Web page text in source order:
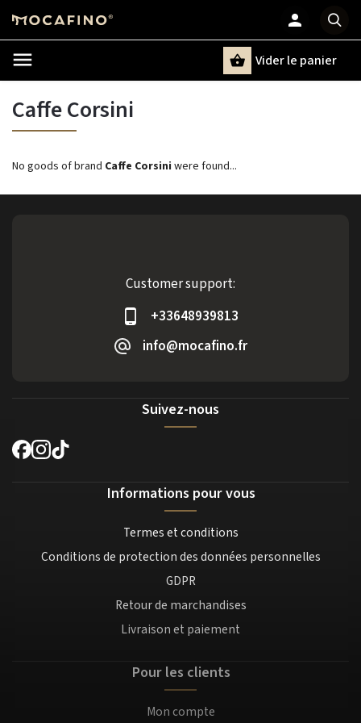
Chercher
Vider le panier
Caffe Corsini
No goods of brand Caffe Corsini were found...
Customer support:
+33648939813
info@mocafino.fr
Suivez-nous
Informations pour vous
Termes et conditions
Conditions de protection des données personnelles
GDPR
Retour de marchandises
Livraison et paiement
Pour les clients
Mon compte